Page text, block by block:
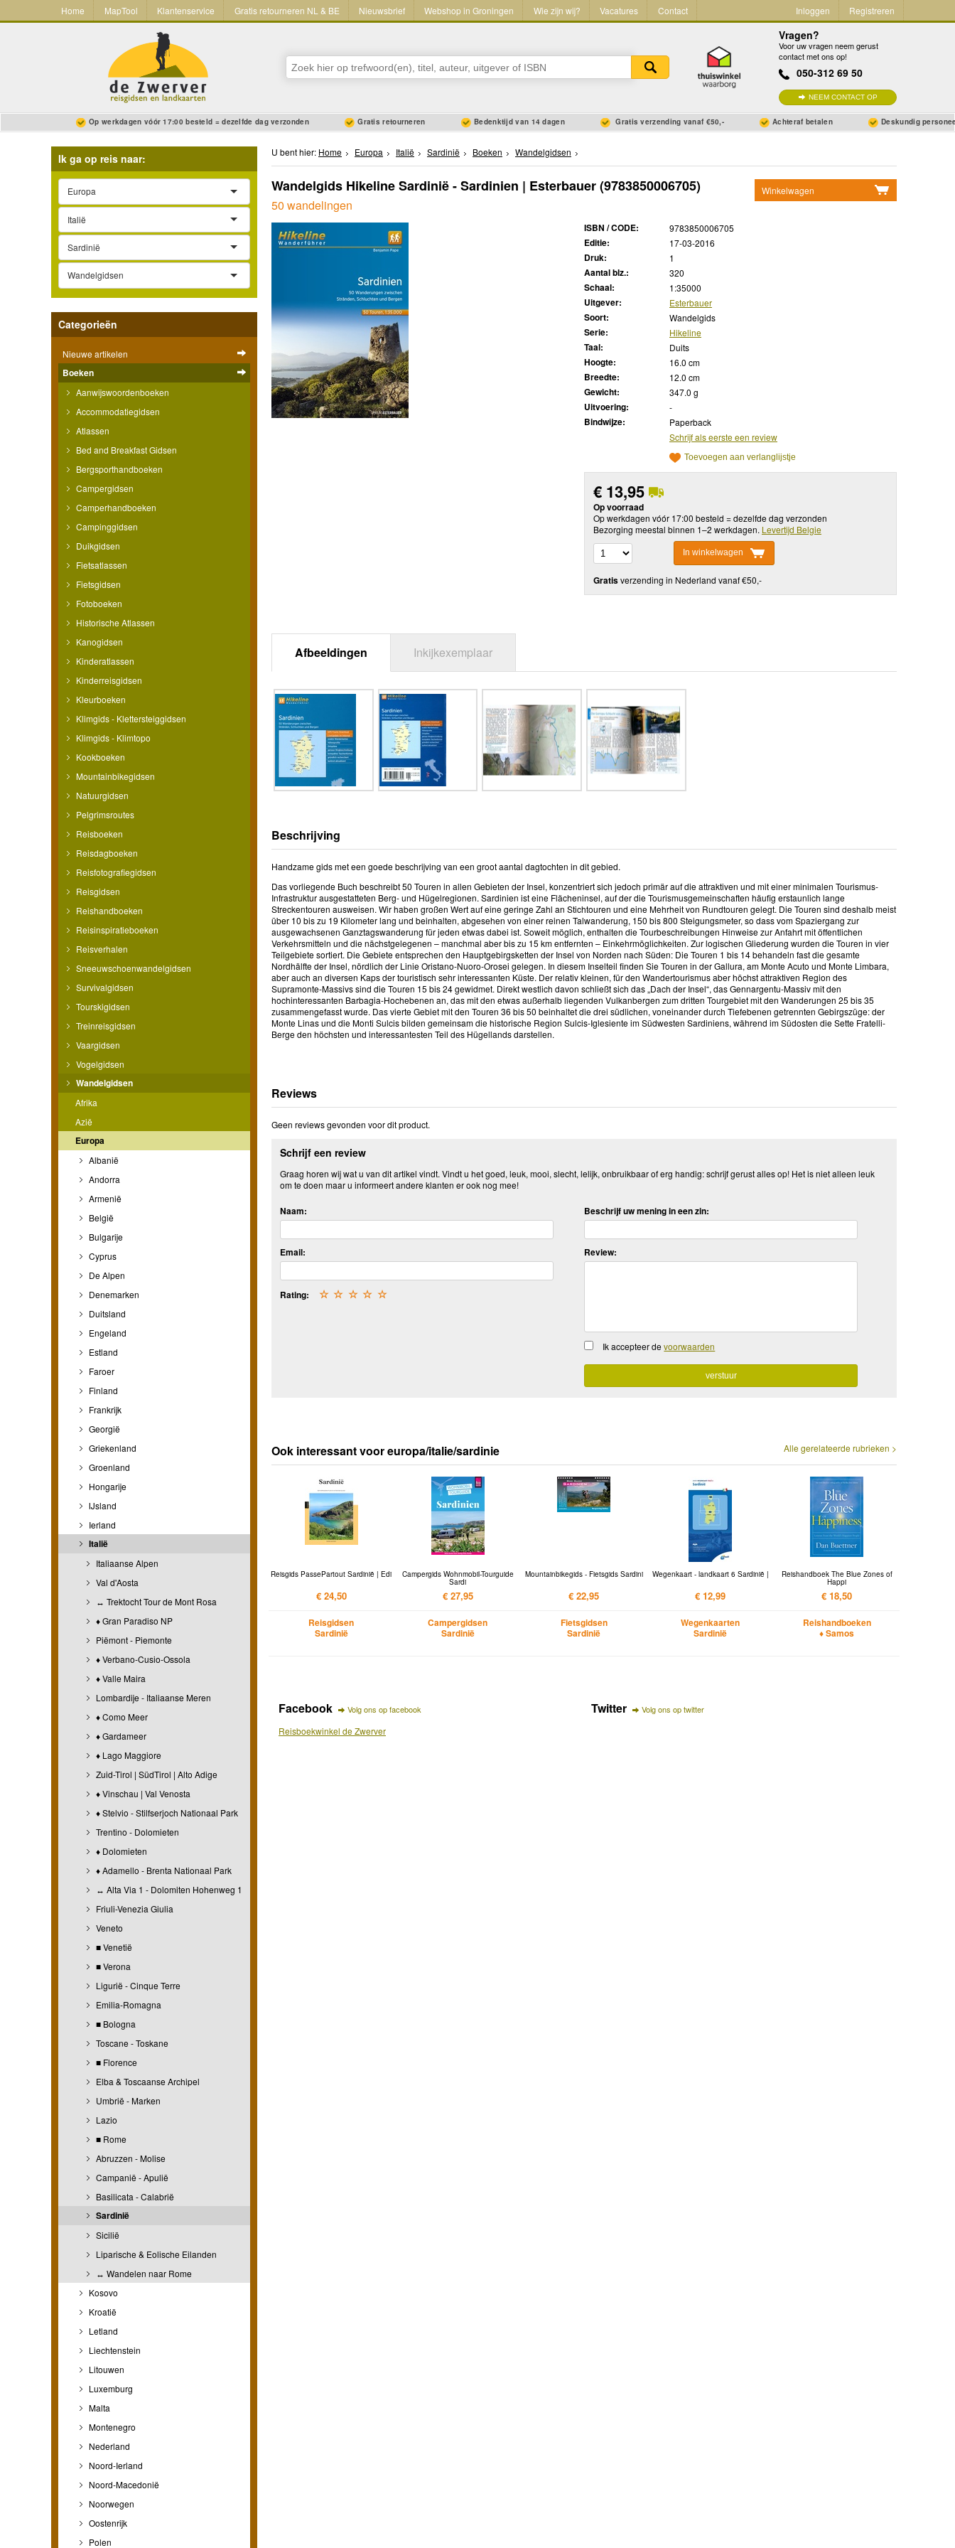
Home MapTool Klantenservice Gratis retourneren NL & BE Nieuwsbrief Webshop in Groningen Wie zijn wij? Vacatures Contact Inloggen Registreren
Vragen?
Voor uw vragen neem gerust
contact met ons op!
050-312 69 50
NEEM CONTACT OP
Op werkdagen vóór 17:00 besteld = dezelfde dag verzonden Gratis retourneren Bedenktijd van 14 dagen Gratis verzending vanaf €50,- Achteraf betalen Deskundig
Ik ga op reis naar:
Europa
Italië
Sardinië
Wandelgidsen
Categorieën
Nieuwe artikelen
Boeken
Aanwijswoordenboeken
Accommodatiegidsen
Atlassen
Bed and Breakfast Gidsen
Bergsporthandboeken
Campergidsen
Camperhandboeken
Campinggidsen
Duikgidsen
Fietsatlassen
Fietsgidsen
Fotoboeken
Historische Atlassen
Kanogidsen
Kinderatlassen
Kinderreisgidsen
Kleurboeken
Klimgids - Klettersteiggidsen
Klimgids - Klimtopo
Kookboeken
Mountainbikegidsen
Natuurgidsen
Pelgrimsroutes
Reisboeken
Reisdagboeken
Reisfotografiegidsen
Reisgidsen
Reishandboeken
Reisinspiratieboeken
Reisverhalen
Sneeuwschoenwandelgidsen
Survivalgidsen
Tourskigidsen
Treinreisgidsen
Vaargidsen
Vogelgidsen
Wandelgidsen
Afrika
Azië
Europa
Albanië
Andorra
Armenië
België
Bulgarije
Cyprus
De Alpen
Denemarken
Duitsland
Engeland
Estland
Faroer
Finland
Frankrijk
Georgië
Griekenland
Groenland
Hongarije
IJsland
Ierland
Italië
Italiaanse Alpen
Val d'Aosta
↔ Trektocht Tour de Mont Rosa
♦ Gran Paradiso NP
Piëmont - Piemonte
♦ Verbano-Cusio-Ossola
♦ Valle Maira
Lombardije - Italiaanse Meren
♦ Como Meer
♦ Gardameer
♦ Lago Maggiore
Zuid-Tirol | SüdTirol | Alto Adige
♦ Vinschau | Val Venosta
♦ Stelvio - Stilfserjoch Nationaal Park
Trentino - Dolomieten
♦ Dolomieten
♦ Adamello - Brenta Nationaal Park
↔ Alta Via 1 - Dolomiten Hohenweg 1
Friuli-Venezia Giulia
Veneto
■ Venetië
■ Verona
Ligurië - Cinque Terre
Emilia-Romagna
■ Bologna
Toscane - Toskane
■ Florence
Elba & Toscaanse Archipel
Umbrië - Marken
Lazio
■ Rome
Abruzzen - Molise
Campanië - Apulië
Basilicata - Calabrië
Sardinië
Sicilië
Liparische & Eolische Eilanden
↔ Wandelen naar Rome
Kosovo
Kroatië
Letland
Liechtenstein
Litouwen
Luxemburg
Malta
Montenegro
Nederland
Noord-Ierland
Noord-Macedonië
Noorwegen
Oostenrijk
Polen
U bent hier: Home Europa Italië Sardinië Boeken Wandelgidsen
Winkelwagen
Wandelgids Hikeline Sardinië - Sardinien | Esterbauer(9783850006705)
50 wandelingen
ISBN / CODE: 9783850006705
Editie: 17-03-2016
Druk: 1
Aantal blz.: 320
Schaal: 1:35000
Uitgever: Esterbauer
Soort: Wandelgids
Serie: Hikeline
Taal: Duits
Hoogte: 16.0 cm
Breedte: 12.0 cm
Gewicht: 347.0 g
Uitvoering: -
Bindwijze:
Paperback
Schrijf als eerste een review
Toevoegen aan verlanglijstje
€ 13,95
Op voorraad
Op werkdagen vóór 17:00 besteld = dezelfde dag verzonden
Bezorging meestal binnen 1–2 werkdagen. Levertijd Belgie
In winkelwagen
Gratisverzending in Nederland vanaf €50,-
Afbeeldingen Inkijkexemplaar
Beschrijving
Handzame gids met een goede beschrijving van een groot aantal dagtochten in dit gebied.
Das vorliegende Buch beschreibt 50 Touren in allen Gebieten der Insel, konzentriert sich jedoch primär auf die attraktiven und mit einer minimalen Tourismus-
Infrastruktur ausgestatteten Berg- und Hügelregionen. Sardinien ist eine Flächeninsel, auf der die Tourismusgemeinschaften häufig erstaunlich lange
Streckentouren ausweisen. Wir haben großen Wert auf eine geringe Zahl an Stichtouren und eine Mehrheit von Rundtouren gelegt. Die Touren sind deshalb meist
über 10 bis zu 19 Kilometer lang und beinhalten, abgesehen von einer reinen Talwanderung, 150 bis 800 Steigungsmeter, so dass vom Spaziergang zur
ausgewachsenen Ganztagswanderung für jeden etwas dabei ist. Soweit möglich, enthalten die Tourbeschreibungen Hinweise zur Anfahrt mit öffentlichen
Verkehrsmitteln und die nächstgelegenen – manchmal aber bis zu 15 km entfernten – Einkehrmöglichkeiten. Zur logischen Gliederung wurden die Touren in vier
Teilgebiete sortiert. Die Gebiete entsprechen den Hauptgebirgsketten der Insel von Norden nach Süden: Die Touren 1 bis 14 behandeln fast die gesamte
Nordhälfte der Insel, nördlich der Linie Oristano-Nuoro-Orosei gelegen. In diesem Inselteil finden Sie Touren in der Gallura, am Monte Acuto und Monte Limbara,
aber auch an diversen Kaps der touristisch sehr interessanten Küste. Der relativ kleinen, für den Wandertourismus aber höchst attraktiven Region des
Supramonte-Massivs sind die Touren 15 bis 24 gewidmet. Direkt westlich davon schließt sich das „Dach der Insel“, das Gennargentu-Massiv mit den
hochinteressanten Barbagia-Hochebenen an, das mit den etwas außerhalb liegenden Vulkanbergen zum dritten Tourgebiet mit den Wanderungen 25 bis 35
zusammengefasst wurde. Das vierte Gebiet mit den Touren 36 bis 50 beinhaltet die drei südlichen, voneinander durch Tiefebenen getrennten Gebirgszüge: der
Monte Linas und die Monti Sulcis bilden gemeinsam die historische Region Sulcis-Iglesiente im Südwesten Sardiniens, während im Südosten die Sette Fratelli-
Berge den höchsten und interessantesten Teil des Hügellands darstellen.
Reviews
Geen reviews gevonden voor dit product.
Schrijf een review
Graag horen wij wat u van dit artikel vindt. Vindt u het goed, leuk, mooi, slecht, lelijk, onbruikbaar of erg handig: schrijf gerust alles op! Het is niet alleen leuk
om te doen maar u informeert andere klanten er ook nog mee!
Naam:
Email:
Rating: ☆
☆
☆
☆
☆
Beschrijf uw mening in een zin:
Review:
Ik accepteer devoorwaarden
Alle gerelateerde rubrieken >
Ook interessant voor europa/italie/sardinie
Reisgids PassePartout Sardinië | Edi
€ 24,50
Reisgidsen
Sardinië
Campergids Wohnmobil-Tourguide
Sardi
€ 27,95
Campergidsen
Sardinië
Mountainbikegids - Fietsgids Sardini
€ 22,95
Fietsgidsen
Sardinië
Wegenkaart - landkaart 6 Sardinië |
€ 12,99
Wegenkaarten
Sardinië
Reishandboek The Blue Zones of
Happi
€ 18,50
Reishandboeken
♦ Samos
Facebook Volg ons op facebook
Reisboekwinkel de Zwerver
Twitter Volg ons op twitter